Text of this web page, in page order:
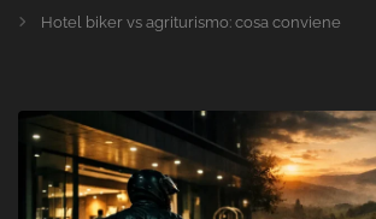
Hotel biker vs agriturismo: cosa conviene